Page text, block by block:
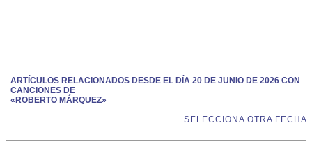
ARTÍCULOS RELACIONADOS DESDE EL DÍA 20 DE JUNIO DE 2026 CON
CANCIONES DE
«ROBERTO MÁRQUEZ»
SELECCIONA OTRA FECHA